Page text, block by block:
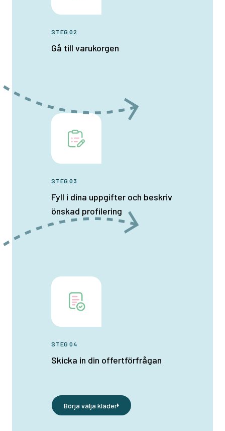
STEG 02
Gå till varukorgen
STEG 03
Fyll i dina uppgifter och beskriv
önskad profilering
STEG 04
Skicka in din offertförfrågan
Börja välja kläder